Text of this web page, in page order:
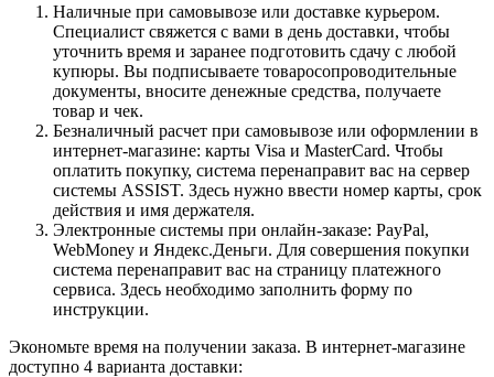
Наличные при самовывозе или доставке курьером.
Специалист свяжется с вами в день доставки, чтобы
уточнить время и заранее подготовить сдачу с любой
купюры. Вы подписываете товаросопроводительные
документы, вносите денежные средства, получаете
товар и чек.
Безналичный расчет при самовывозе или оформлении в
интернет-магазине: карты Visa и MasterCard. Чтобы
оплатить покупку, система перенаправит вас на сервер
системы ASSIST. Здесь нужно ввести номер карты, срок
действия и имя держателя.
Электронные системы при онлайн-заказе: PayPal,
WebMoney и Яндекс.Деньги. Для совершения покупки
система перенаправит вас на страницу платежного
сервиса. Здесь необходимо заполнить форму по
инструкции.
Экономьте время на получении заказа. В интернет-магазине
доступно 4 варианта доставки: